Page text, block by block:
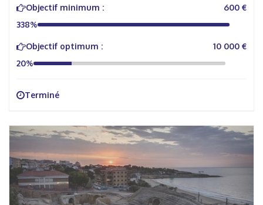
Objectif minimum :
600 €
338%
Objectif optimum :
10 000 €
20%
Terminé